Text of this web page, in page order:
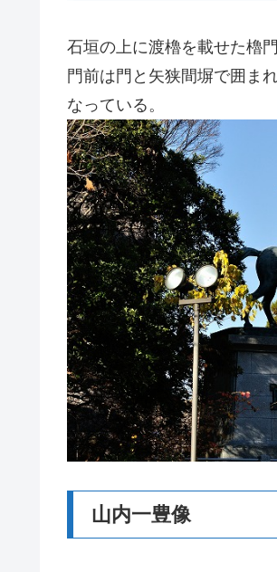
石垣の上に渡櫓を載せた櫓
門前は門と矢狭間塀で囲ま
なっている。
山内一豊像